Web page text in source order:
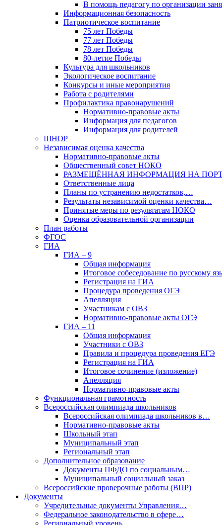
В помощь педагогу по организации
Информационная безопасность
Патриотическое воспитание
75 лет Победы
77 лет Победы
78 лет Победы
80-летие Победы
Культура для школьников
Экологическое воспитание
Конкурсы и иные мероприятия
Работа с родителями
Профилактика правонарушений
Нормативно-правовые акты
Информация для педагогов
Информация для родителей
ШНОР
Независимая оценка качества
Нормативно-правовые акты
Общественный совет НОКО
РАЗМЕЩЁННАЯ ИНФОРМАЦИЯ НА
Ответственные лица
Планы по устранению недостатков,…
Результаты независимой оценки качества…
Принятые меры по результатам НОКО
Оценка образовательной организации
План работы
ФГОС
ГИА
ГИА – 9
Общая информация
Итоговое собеседование по русскому
Регистрация на ГИА
Процедура проведения ОГЭ
Апелляция
Участникам с ОВЗ
Нормативно-правовые акты ОГЭ
ГИА – 11
Общая информация
Участники с ОВЗ
Правила и процедура проведения ЕГЭ
Регистрация на ГИА
Итоговое сочинение (изложение)
Апелляция
Нормативно-правовые акты
Функциональная грамотность
Всероссийская олимпиада школьников
Всероссийская олимпиада школьников в…
Нормативно-правовые акты
Школьный этап
Муниципальный этап
Региональный этап
Дополнительное образование
Документы ПФДО по социальным…
Муниципальный социальный заказ
Всероссийские проверочные работы (ВПР)
Документы
Учредительные документы Управления…
Федеральное законодательство в сфере…
Региональный уровень